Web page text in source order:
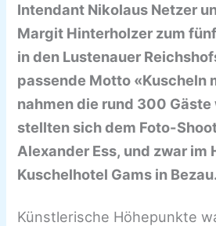
Intendant Nikolaus Netzer
Margit Hinterholzer zum
in den Lustenauer
passende Motto «Kuscheln
nahmen die rund 300
stellten sich dem Foto-
Alexander Ess, und zwar im
Kuschelhotel Gams in Bezau.
Künstlerische Höhepunkte